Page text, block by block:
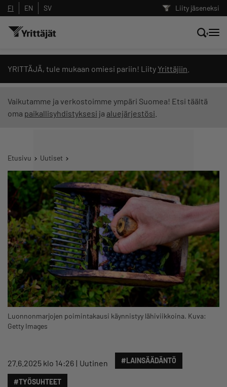
Liity jäseneksi
FI EN SV
YRITTÄJÄ, tule mukaan omiesi pariin! Liity Yrittäjiin
Vaikutamme ja verkostoimme ympäri Suomea! Etsi täältä
oma paikallisyhdistyksesi ja aluejärjestösi
Etusivu Uutiset
Luonnonmarjojen poimintakausi käynnistyy lähiviikkoina. Kuva:
Getty Images
27.6.2025 klo 14:26 Uutinen #LAINSÄÄDÄNTÖ
#TYÖSUHTEET
Hae sivustolta tai kysy suoraan
Yrittäjien tekoälyltä
Suodata hakutuloksia: näytä kaikki sisältö